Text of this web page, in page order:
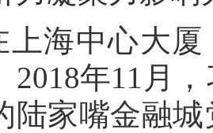
上海中心大
2018年11月
陆家嘴金融